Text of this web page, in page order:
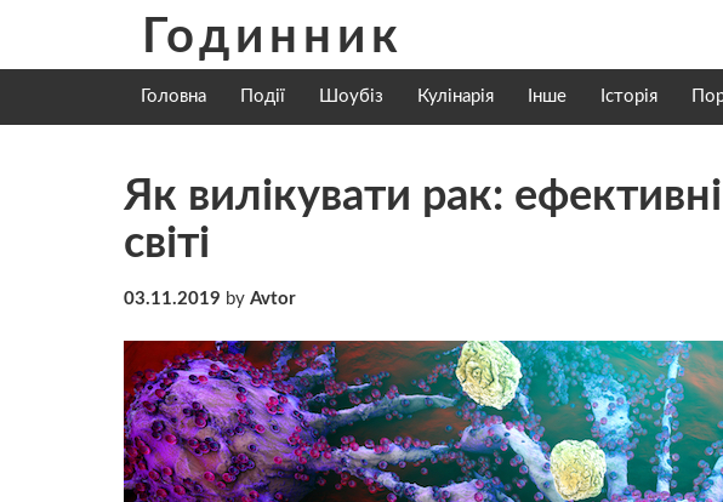
content
Годинник
Головна Події Шоубіз Кулінарія Інше Історія
Як вилікувати рак:
світі
03.11.2019 by Avtor